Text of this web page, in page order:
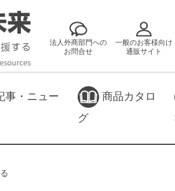
法人外商部門への
お問合せ
一般のお客様向け
通販サイト
事・ニュー
商品カタロ
グ